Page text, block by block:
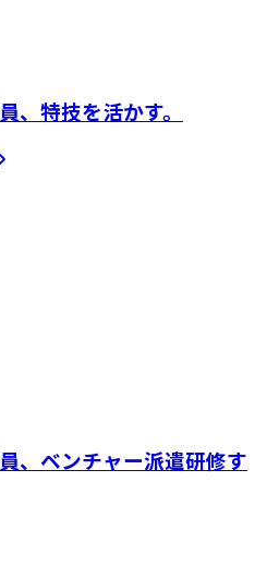
、特技を活かす。
、ベンチャー派遣研修す